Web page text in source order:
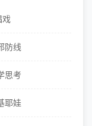
戏
防线
思考
耶娃